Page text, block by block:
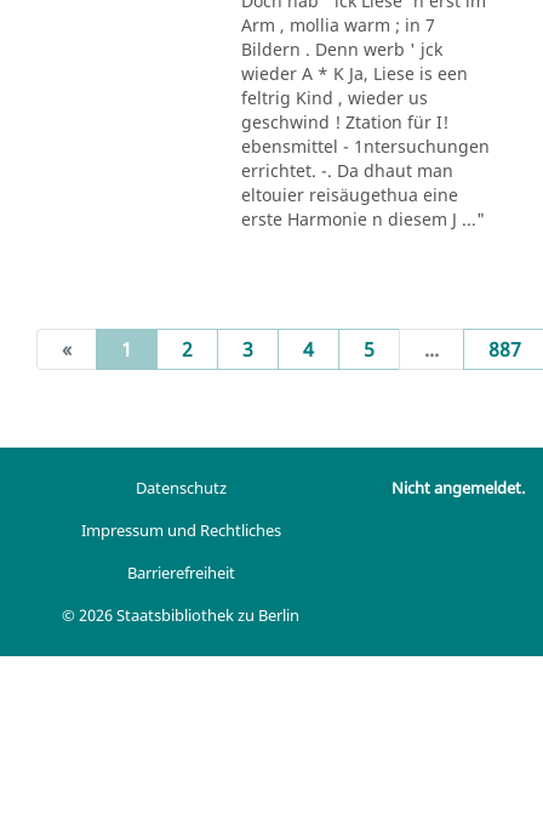
Arm , mollia warm ; in 7
Bildern . Denn werb ' jck
wieder A * K Ja, Liese is een
feltrig Kind , wieder us
geschwind ! Ztation für I!
ebensmittel - 1ntersuchungen
errichtet. -. Da dhaut man
eltouier reisäugethua eine
erste Harmonie n diesem J ..."
« 1 (current)
2 3 4 5 ... 887
Datenschutz
Impressum und Rechtliches
Barrierefreiheit
© 2026 Staatsbibliothek zu Berlin
Nicht angemeldet.